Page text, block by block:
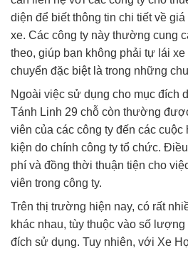
diện để biết thông tin chi tiết về
xe. Các công ty này thường cung
theo, giúp bạn không phải tự lái
chuyển đặc biệt là trong những
Ngoài việc sử dụng cho mục đích
Tánh Linh 29 chỗ còn thường
viên của các công ty đến các
kiện do chính công ty tổ chức.
phí và đồng thời thuận tiện cho
viên trong công ty.
Trên thị trường hiện nay, có rất
khác nhau, tùy thuộc vào số
đích sử dụng. Tuy nhiên, với Xe